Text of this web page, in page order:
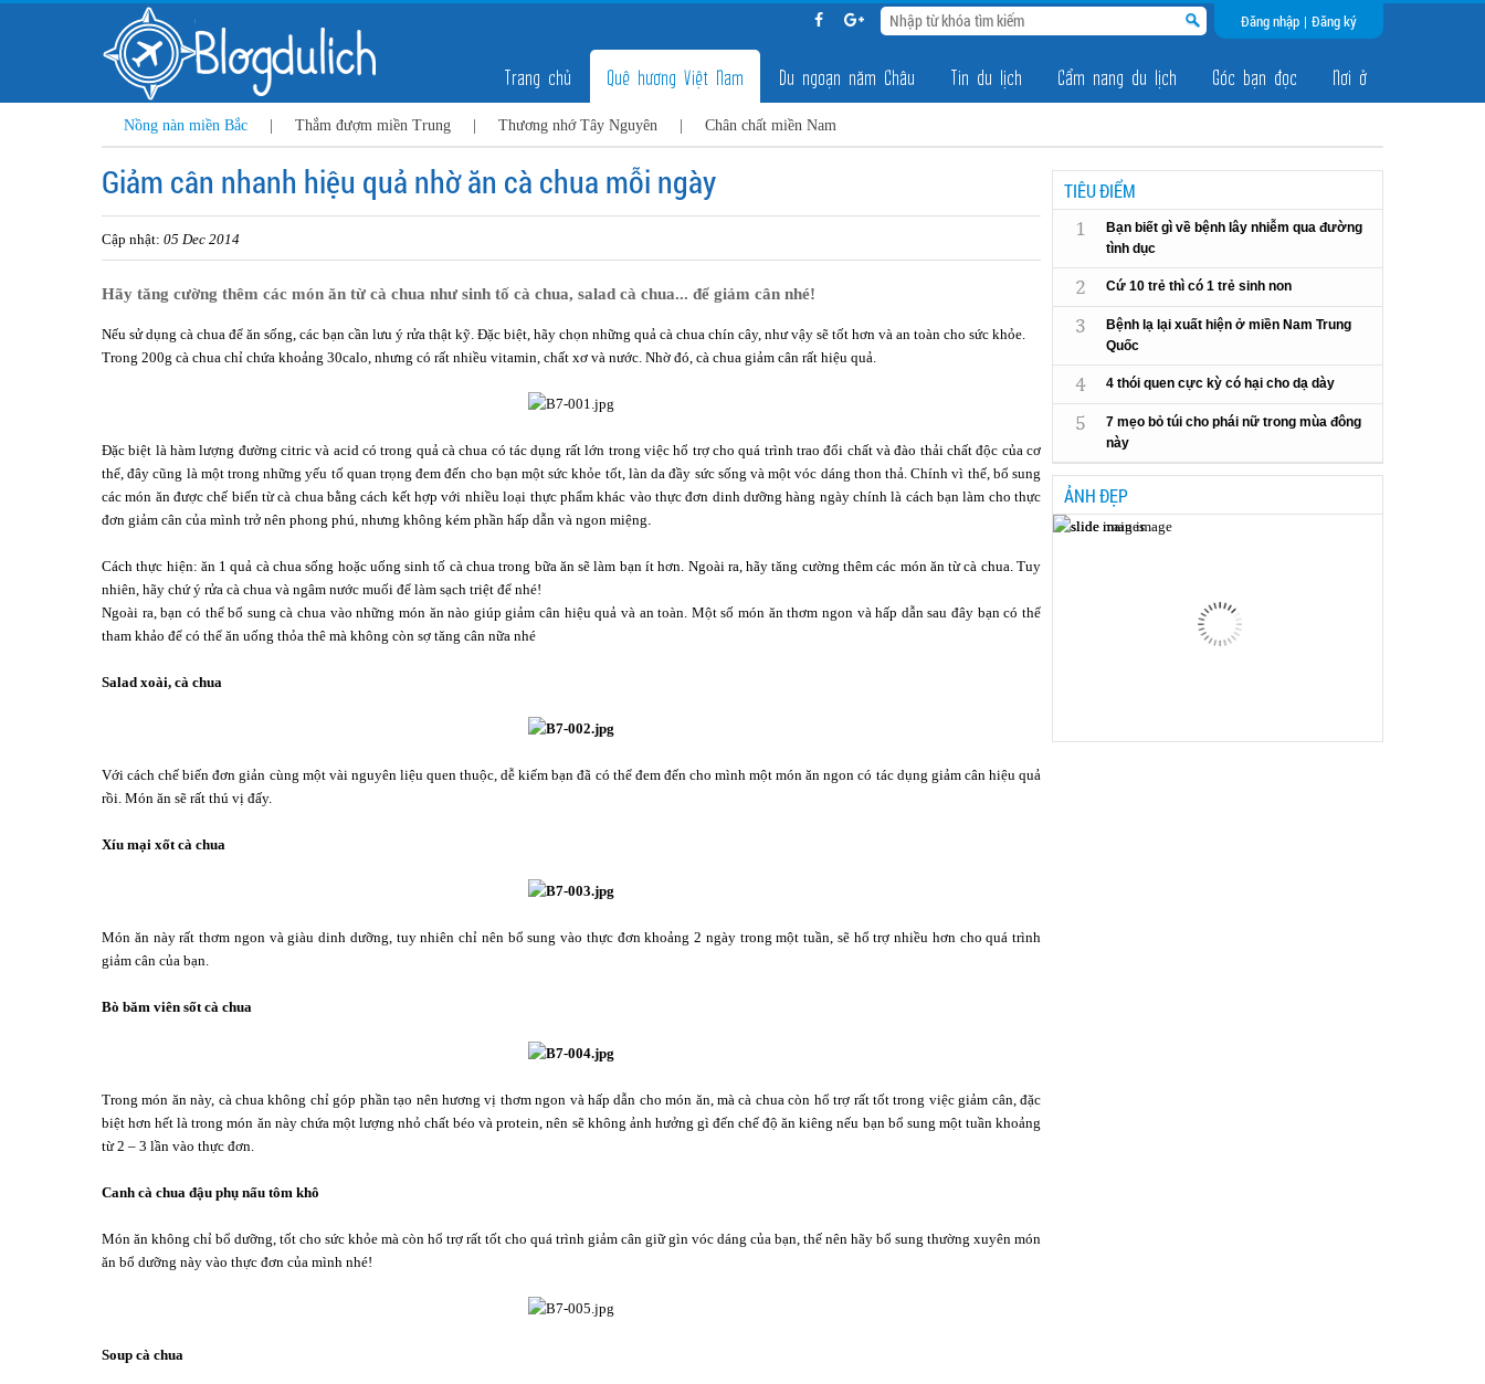
Đăng nhập | Đăng ký
Trang chủ Quê hương Việt Nam Du ngoạn năm Châu Tin du lịch Cẩm nang du lịch Góc bạn đọc Nơi ở
Nồng nàn miền Bắc Thắm đượm miền Trung Thương nhớ Tây Nguyên Chân chất miền Nam
Giảm cân nhanh hiệu quả nhờ ăn cà chua mỗi ngày
Cập nhật: 05 Dec 2014
Hãy tăng cường thêm các món ăn từ cà chua như sinh tố cà chua, salad cà chua... để giảm cân nhé!
Nếu sử dụng cà chua để ăn sống, các bạn cần lưu ý rửa thật kỹ. Đặc biệt, hãy chọn những quả cà chua chín cây, như vậy sẽ tốt hơn và an toàn cho sức khỏe.
Trong 200g cà chua chỉ chứa khoảng 30calo, nhưng có rất nhiều vitamin, chất xơ và nước. Nhờ đó, cà chua giảm cân rất hiệu quả.
Đặc biệt là hàm lượng đường citric và acid có trong quả cà chua có tác dụng rất lớn trong việc hổ trợ cho quá trình trao đổi chất và đào thải chất độc của cơ
thể, đây cũng là một trong những yếu tố quan trọng đem đến cho bạn một sức khỏe tốt, làn da đầy sức sống và một vóc dáng thon thả. Chính vì thế, bổ sung
các món ăn được chế biến từ cà chua bằng cách kết hợp với nhiều loại thực phẩm khác vào thực đơn dinh dưỡng hàng ngày chính là cách bạn làm cho thực
đơn giảm cân của mình trở nên phong phú, nhưng không kém phần hấp dẫn và ngon miệng.
Cách thực hiện: ăn 1 quả cà chua sống hoặc uống sinh tố cà chua trong bữa ăn sẽ làm bạn ít hơn. Ngoài ra, hãy tăng cường thêm các món ăn từ cà chua. Tuy
nhiên, hãy chứ ý rửa cà chua và ngâm nước muối để làm sạch triệt để nhé!
Ngoài ra, bạn có thể bổ sung cà chua vào những món ăn nào giúp giảm cân hiệu quả và an toàn. Một số món ăn thơm ngon và hấp dẫn sau đây bạn có thể
tham khảo để có thể ăn uống thỏa thê mà không còn sợ tăng cân nữa nhé
Salad xoài, cà chua
Với cách chế biến đơn giản cùng một vài nguyên liệu quen thuộc, dễ kiếm bạn đã có thể đem đến cho mình một món ăn ngon có tác dụng giảm cân hiệu quả
rồi. Món ăn sẽ rất thú vị đấy.
Xíu mại xốt cà chua
Món ăn này rất thơm ngon và giàu dinh dưỡng, tuy nhiên chỉ nên bổ sung vào thực đơn khoảng 2 ngày trong một tuần, sẽ hổ trợ nhiều hơn cho quá trình
giảm cân của bạn.
Bò băm viên sốt cà chua
Trong món ăn này, cà chua không chỉ góp phần tạo nên hương vị thơm ngon và hấp dẫn cho món ăn, mà cà chua còn hổ trợ rất tốt trong việc giảm cân, đặc
biệt hơn hết là trong món ăn này chứa một lượng nhỏ chất béo và protein, nên sẽ không ảnh hưởng gì đến chế độ ăn kiêng nếu bạn bổ sung một tuần khoảng
từ 2 – 3 lần vào thực đơn.
Canh cà chua đậu phụ nấu tôm khô
Món ăn không chỉ bổ dưỡng, tốt cho sức khỏe mà còn hổ trợ rất tốt cho quá trình giảm cân giữ gìn vóc dáng của bạn, thế nên hãy bổ sung thường xuyên món
ăn bổ dưỡng này vào thực đơn của mình nhé!
Soup cà chua
TIÊU ĐIỂM
1
Bạn biết gì về bệnh lây nhiễm qua đường
tình dục
2 Cứ 10 trẻ thì có 1 trẻ sinh non
3
Bệnh lạ lại xuất hiện ở miền Nam Trung
Quốc
4 4 thói quen cực kỳ có hại cho dạ dày
5
7 mẹo bỏ túi cho phái nữ trong mùa đông
này
ẢNH ĐẸP